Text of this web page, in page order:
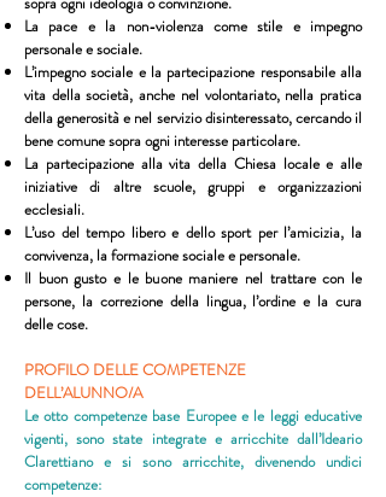
La pace e la non-violenza come stile e impegno
personale e sociale.
L’impegno sociale e la partecipazione responsabile alla
vita della società, anche nel volontariato, nella pratica
della generosità e nel servizio disinteressato, cercando il
bene comune sopra ogni interesse particolare.
La partecipazione alla vita della Chiesa locale e alle
iniziative di altre scuole, gruppi e organizzazioni
ecclesiali.
L’uso del tempo libero e dello sport per l’amicizia, la
convivenza, la formazione sociale e personale.
Il buon gusto e le buone maniere nel trattare con le
persone, la correzione della lingua, l’ordine e la cura
delle cose.
PROFILO DELLE COMPETENZE
DELL’ALUNNO/A
Le otto competenze base Europee e le leggi educative
vigenti, sono state integrate e arricchite dall’Ideario
Clarettiano e si sono arricchite, divenendo undici
competenze: